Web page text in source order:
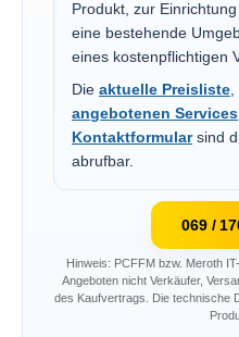
Produkt, zur
eine bestehende
eines kostenpflichtigen
Die aktuelle Preisliste,
angebotenen Services
Kontaktformularsind
abrufbar.
069 /
Hinweis: PCFFM bzw. Meroth
Angeboten nicht Verkäufer,
des Kaufvertrags. Die technische